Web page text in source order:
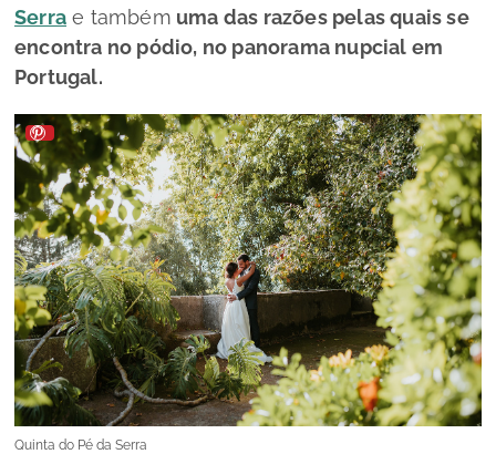
Serra e também uma das razões pelas quais se
encontra no pódio, no panorama nupcial em
Portugal.
Quinta do Pé da Serra